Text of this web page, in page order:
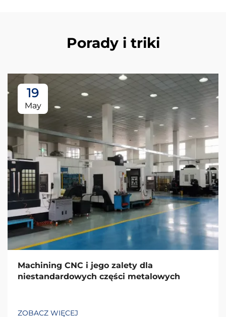
Porady i triki
19
May
Machining CNC i jego zalety dla
niestandardowych części metalowych
ZOBACZ WIĘCEJ